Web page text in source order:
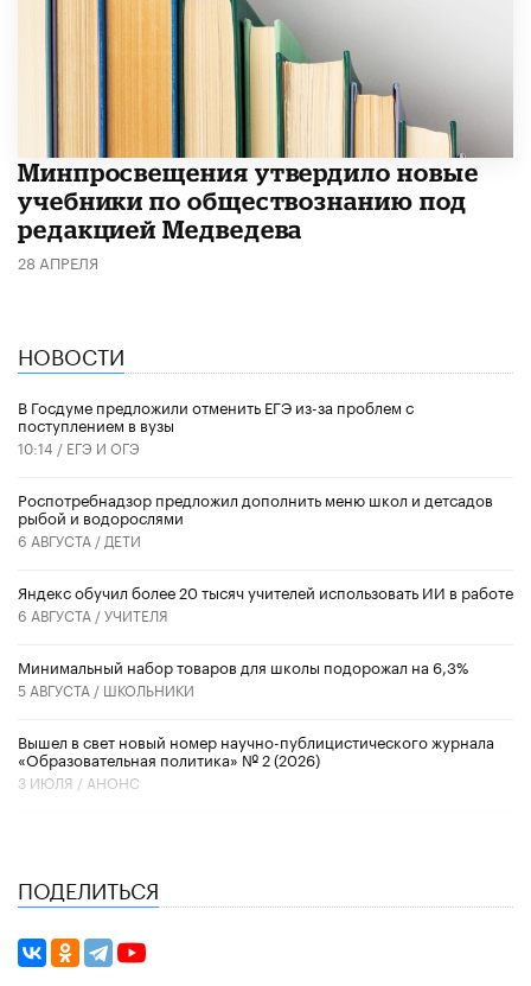
Минпросвещения утвердило новые
учебники по обществознанию под
редакцией Медведева
28 АПРЕЛЯ
НОВОСТИ
В Госдуме предложили отменить ЕГЭ из-за проблем с
поступлением в вузы
10:14 / ЕГЭ И ОГЭ
Роспотребнадзор предложил дополнить меню школ и детсадов
рыбой и водорослями
6 АВГУСТА / ДЕТИ
​Яндекс обучил более 20 тысяч учителей использовать ИИ в работе
6 АВГУСТА /УЧИТЕЛЯ
Минимальный набор товаров для школы подорожал на 6,3%
5 АВГУСТА / ШКОЛЬНИКИ
Вышел в свет новый номер научно-публицистического журнала
«Образовательная политика» № 2 (2026)
3 ИЮЛЯ / АНОНС
ПОДЕЛИТЬСЯ